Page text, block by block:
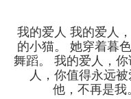
我的爱人 我的爱人
的小猫。 她穿着暮
舞蹈。 我的爱人，
人，你值得永远
他，不再是